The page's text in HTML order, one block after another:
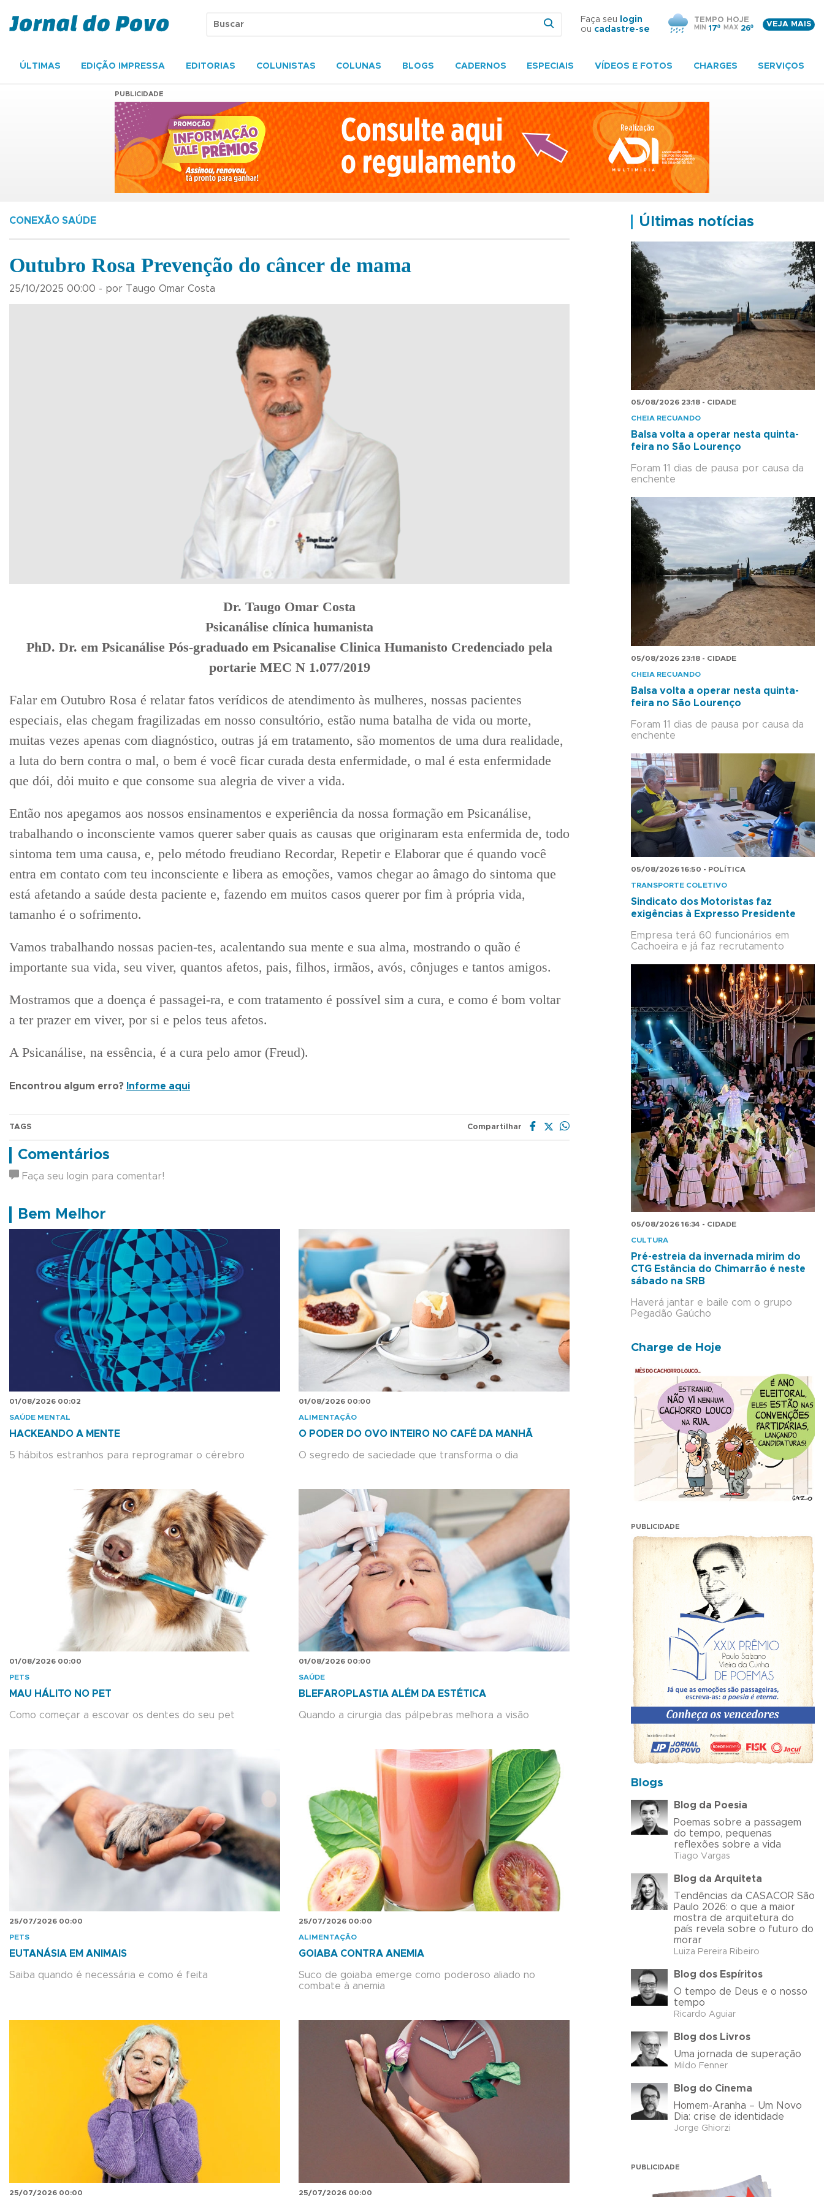
Faça seu
login
ou cadastre-se
TEMPO HOJE
MIN 17º MAX 26º
VEJA MAIS
ÚLTIMAS EDIÇÃO IMPRESSA EDITORIAS COLUNISTAS COLUNAS BLOGS CADERNOS ESPECIAIS VÍDEOS E FOTOS CHARGES SERVIÇOS
PUBLICIDADE
CONEXÃO SAÚDE
Outubro Rosa Prevenção do câncer de mama
25/10/2025 00:00 - por Taugo Omar Costa
Dr. Taugo Omar Costa
Psicanálise clínica humanista
PhD. Dr. em Psicanálise Pós-graduado em Psicanalise Clinica Humanisto Credenciado pela
portarie MEC N 1.077/2019
Falar em Outubro Rosa é relatar fatos verídicos de atendimento às mulheres, nossas pacientes
especiais, elas chegam fragilizadas em nosso consultório, estão numa batalha de vida ou morte,
muitas vezes apenas com diagnóstico, outras já em tratamento, são momentos de uma dura realidade,
a luta do bern contra o mal, o bem é você ficar curada desta enfermidade, o mal é esta enfermidade
que dói, dỏi muito e que consome sua alegria de viver a vida.
Então nos apegamos aos nossos ensinamentos e experiência da nossa formação em Psicanálise,
trabalhando o inconsciente vamos querer saber quais as causas que originaram esta enfermida de, todo
sintoma tem uma causa, e, pelo método freudiano Recordar, Repetir e Elaborar que é quando você
entra em contato com teu inconsciente e libera as emoções, vamos chegar ao âmago do sintoma que
está afetando a saúde desta paciente e, fazendo em muitos casos querer por fim à própria vida,
tamanho é o sofrimento.
Vamos trabalhando nossas pacien-tes, acalentando sua mente e sua alma, mostrando o quão é
importante sua vida, seu viver, quantos afetos, pais, filhos, irmãos, avós, cônjuges e tantos amigos.
Mostramos que a doença é passagei-ra, e com tratamento é possível sim a cura, e como é bom voltar
a ter prazer em viver, por si e pelos teus afetos.
A Psicanálise, na essência, é a cura pelo amor (Freud).
Encontrou algum erro? Informe aqui
TAGS Compartilhar
Comentários
Faça seu login para comentar!
Bem Melhor
01/08/2026 00:02
SAÚDE MENTAL
HACKEANDO A MENTE
5 hábitos estranhos para reprogramar o cérebro
01/08/2026 00:00
ALIMENTAÇÃO
O PODER DO OVO INTEIRO NO CAFÉ DA MANHÃ
O segredo de saciedade que transforma o dia
01/08/2026 00:00
PETS
MAU HÁLITO NO PET
Como começar a escovar os dentes do seu pet
01/08/2026 00:00
SAÚDE
BLEFAROPLASTIA ALÉM DA ESTÉTICA
Quando a cirurgia das pálpebras melhora a visão
25/07/2026 00:00
PETS
EUTANÁSIA EM ANIMAIS
Saiba quando é necessária e como é feita
25/07/2026 00:00
ALIMENTAÇÃO
GOIABA CONTRA ANEMIA
Suco de goiaba emerge como poderoso aliado no
combate à anemia
25/07/2026 00:00 25/07/2026 00:00
Últimas notícias
05/08/2026 23:18 - CIDADE
CHEIA RECUANDO
Balsa volta a operar nesta quinta-
feira no São Lourenço
Foram 11 dias de pausa por causa da
enchente
05/08/2026 23:18 - CIDADE
CHEIA RECUANDO
Balsa volta a operar nesta quinta-
feira no São Lourenço
Foram 11 dias de pausa por causa da
enchente
05/08/2026 16:50 - POLÍTICA
TRANSPORTE COLETIVO
Sindicato dos Motoristas faz
exigências à Expresso Presidente
Empresa terá 60 funcionários em
Cachoeira e já faz recrutamento
05/08/2026 16:34 - CIDADE
CULTURA
Pré-estreia da invernada mirim do
CTG Estância do Chimarrão é neste
sábado na SRB
Haverá jantar e baile com o grupo
Pegadão Gaúcho
Charge de Hoje
PUBLICIDADE
Blogs
Blog da Poesia
Poemas sobre a passagem
do tempo, pequenas
reflexões sobre a vida
Tiago Vargas
Blog da Arquiteta
Tendências da CASACOR São
Paulo 2026: o que a maior
mostra de arquitetura do
país revela sobre o futuro do
morar
Luiza Pereira Ribeiro
Blog dos Espíritos
O tempo de Deus e o nosso
tempo
Ricardo Aguiar
Blog dos Livros
Uma jornada de superação
Mildo Fenner
Blog do Cinema
Homem-Aranha – Um Novo
Dia: crise de identidade
Jorge Ghiorzi
PUBLICIDADE